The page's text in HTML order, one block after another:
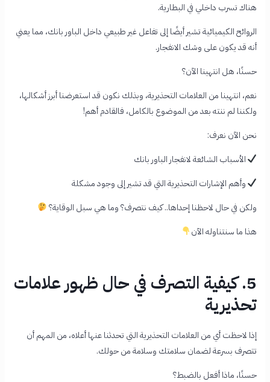
هناك تسرب داخلي في البطارية.
الروائح الكيميائية تشير أيضًا إلى تفاعل غير طبيعي داخل الباور بانك، مما يعني
أنه قد يكون على وشك الانفجار.
حسنًا، هل انتهينا الآن؟
نعم، انتهينا من العلامات التحذيرية، وبذلك نكون قد استعرضنا أبرز أشكالها،
ولكننا لم ننته بعد من الموضوع بالكامل، فالقادم أهم!
نحن الآن نعرف:
الأسباب الشائعة لانفجار الباور بانك
وأهم الإشارات التحذيرية التي قد تشير إلى وجود مشكلة
ولكن في حال لاحظنا إحداها.. كيف نتصرف؟ وما هي سبل الوقاية؟
هذا ما سنتناوله الآن
5. كيفية التصرف في حال ظهور علامات
تحذيرية
إذا لاحظت أي من العلامات التحذيرية التي تحدثنا عنها أعلاه، من المهم أن
تتصرف بسرعة لضمان سلامتك وسلامة من حولك.
حسنًا، ماذا أفعل بالضبط؟